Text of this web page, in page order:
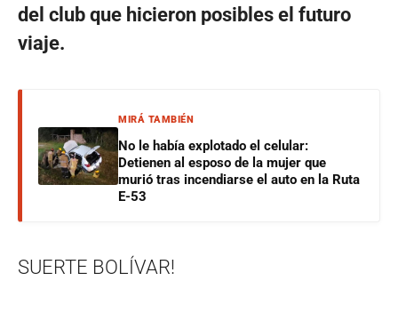
del club que hicieron posibles el futuro
viaje.
MIRÁ TAMBIÉN
No le había explotado el celular:
Detienen al esposo de la mujer que
murió tras incendiarse el auto en la Ruta
E-53
SUERTE BOLÍVAR!